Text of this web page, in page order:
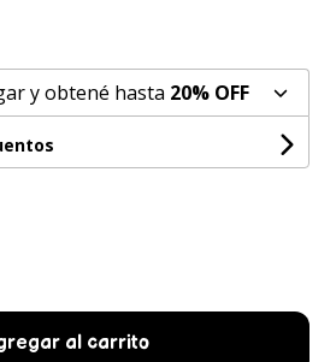
y obtené hasta 20% OFF
al carrito